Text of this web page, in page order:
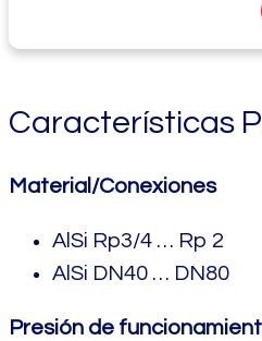
Características
Material/Conexiones
AlSi Rp3/4 … Rp 2
AlSi DN40 … DN80
Presión de